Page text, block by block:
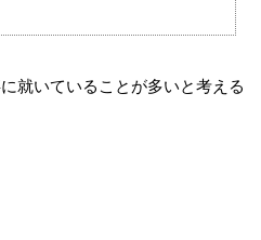
就いていることが多いと考える